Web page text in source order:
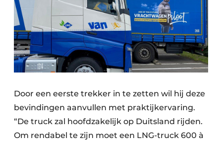
Door een eerste trekker in te zetten wil hij deze
bevindingen aanvullen met praktijkervaring.
“De truck zal hoofdzakelijk op Duitsland rijden.
Om rendabel te zijn moet een LNG-truck 600 à